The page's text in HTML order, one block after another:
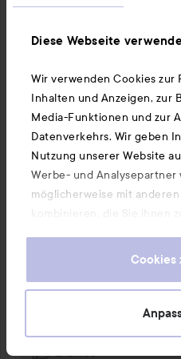
Diese Webseite
Wir verwenden Cookies zur
Inhalten und Anzeigen, zur
Media-Funktionen und zur
Datenverkehrs. Wir geben
Nutzung unserer Website
Werbe- und Analysepartner
möglicherweise mit
kombinieren, die Sie ihnen
gesammelt haben. Wenn
Cookies zu. Informationen
Einstellungen ändern
Cookies
3 PRODUKTE IN DEM LOOK
SEKTION
21 Likes 2
6823 Ansichten
Bitte, Olaplex und
2 Likes